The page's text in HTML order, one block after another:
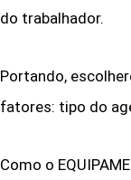
do trabalhador.
Portando,
fatores: tipo do
Como o